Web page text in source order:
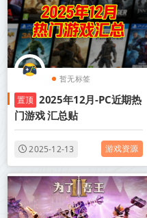
暂无标签
置顶 2025年12月-PC近期热
门游戏 汇总贴
2025-12-13 游戏资源